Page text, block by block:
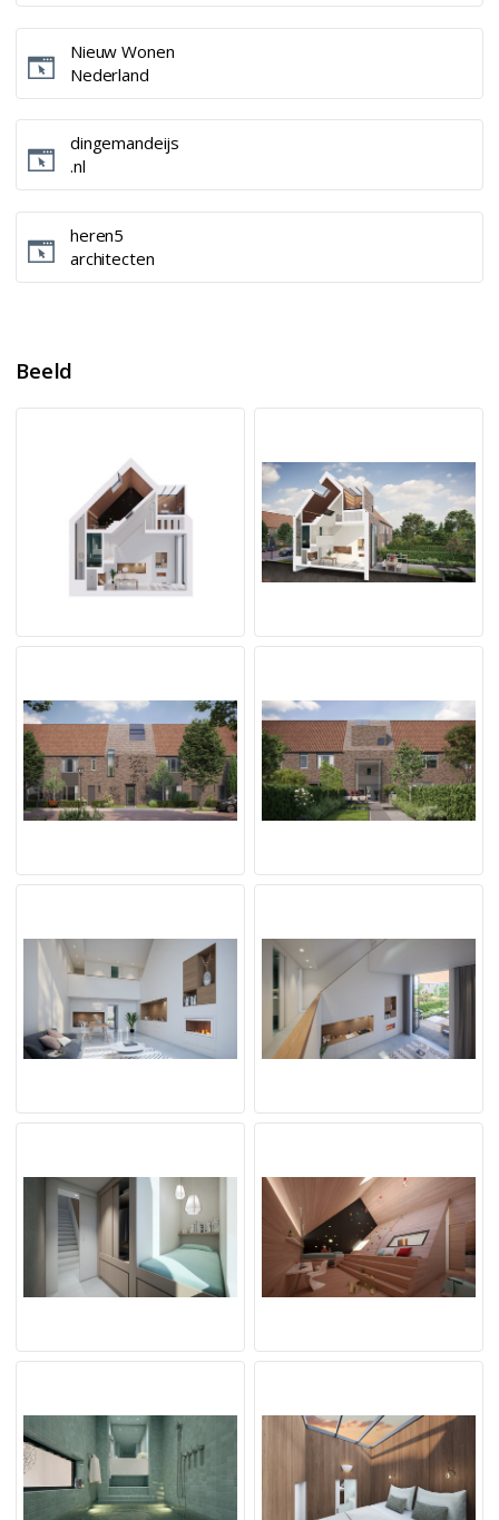
Nieuw Wonen
Nederland
dingemandeijs
.nl
heren5
architecten
Beeld